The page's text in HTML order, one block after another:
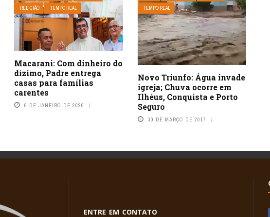
RELIGIÃO
TEMPO REAL
Macarani: Com dinheiro do
dízimo, Padre entrega
casas para famílias
carentes
6 DE JANEIRO DE 2020
TEMPO REAL
Novo Triunfo: Água invade
igreja; Chuva ocorre em
Ilhéus, Conquista e Porto
Seguro
30 DE MARÇO DE 2017
ENTRE EM CONTATO